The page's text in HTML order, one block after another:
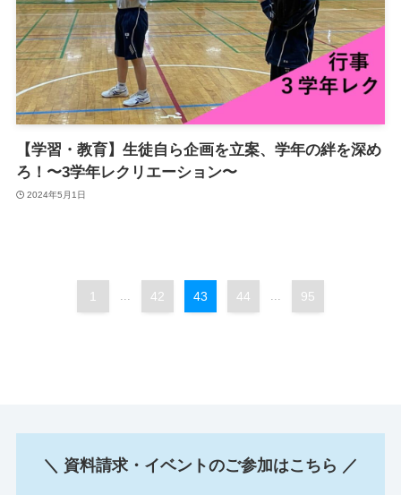
【学習・教育】生徒自ら企画を立案、学年の絆を深め
ろ！〜3学年レクリエーション〜
2024年5月1日
1 ... 42 43 44 ... 95
＼ 資料請求・イベントのご参加はこちら ／